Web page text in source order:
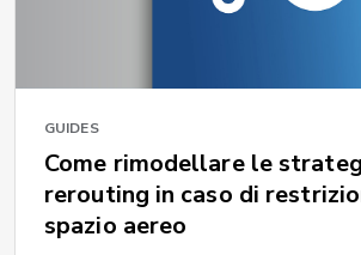
GUIDES
Come rimodellare le
rerouting in caso di
spazio aereo